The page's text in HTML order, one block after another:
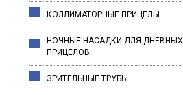
КОЛЛИМАТОРНЫЕ ПРИЦЕЛЫ
НОЧНЫЕ НАСАДКИ ДЛЯ ДНЕВНЫХ
ПРИЦЕЛОВ
ЗРИТЕЛЬНЫЕ ТРУБЫ